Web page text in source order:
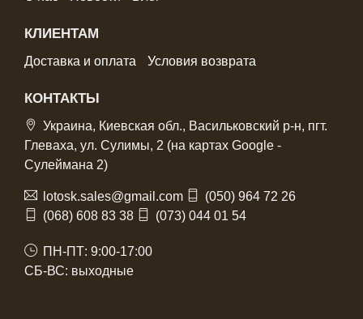
КЛИЕНТАМ
Доставка и оплата Условия возврата
КОНТАКТЫ
Украина, Киевская обл., Васильковский р-н, пгт.
Глеваха, ул. Сулимы, 2 (на картах Google -
Сулеймана 2)
lotosk.sales@gmail.com
(050) 964 72 26
(068) 608 83 38
(073) 044 01 54
ПН-ПТ: 9:00-17:00
СБ-ВС: выходные